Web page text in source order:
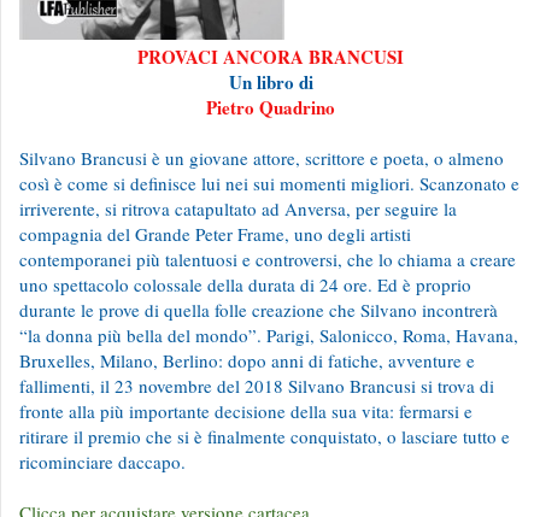
PROVACI ANCORA BRANCUSI
Un libro di
Pietro Quadrino
Silvano Brancusi è un giovane attore, scrittore e poeta, o almeno
così è come si definisce lui nei sui momenti migliori. Scanzonato e
irriverente, si ritrova catapultato ad Anversa, per seguire la
compagnia del Grande Peter Frame, uno degli artisti
contemporanei più talentuosi e controversi, che lo chiama a creare
uno spettacolo colossale della durata di 24 ore. Ed è proprio
durante le prove di quella folle creazione che Silvano incontrerà
“la donna più bella del mondo”. Parigi, Salonicco, Roma, Havana,
Bruxelles, Milano, Berlino: dopo anni di fatiche, avventure e
fallimenti, il 23 novembre del 2018 Silvano Brancusi si trova di
fronte alla più importante decisione della sua vita: fermarsi e
ritirare il premio che si è finalmente conquistato, o lasciare tutto e
ricominciare daccapo.
Clicca per acquistare versione cartacea